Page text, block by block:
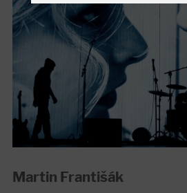
Martin Františák